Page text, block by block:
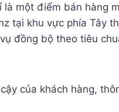
là một điểm bán hàng
tại khu vực phía Tây
đồng bộ theo tiêu
của khách hàng,